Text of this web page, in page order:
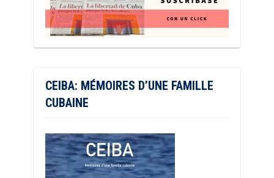
CEIBA: MÉMOIRES D’UNE FAMILLE
CUBAINE